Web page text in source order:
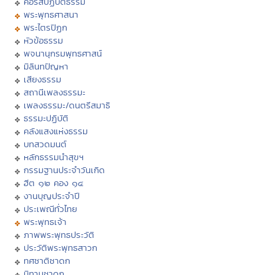
พระพุทธศาสนา
พระไตรปิฏก
หัวข้อธรรม
พจนานุกรมพุทธศาสน์
มิลินทปัญหา
เสียงธรรม
สถานีเพลงธรรมะ
เพลงธรรมะ/ดนตรีสมาธิ
ธรรมะปฏิบัติ
คลังแสงแห่งธรรม
บทสวดมนต์
หลักธรรมนำสุขฯ
กรรมฐานประจำวันเกิด
ฮีต ๑๒ คอง ๑๔
งานบุญประจำปี
ประเพณีทั่วไทย
พระพุทธเจ้า
ภาพพระพุทธประวัติ
ประวัติพระพุทธสาวก
ทศชาติชาดก